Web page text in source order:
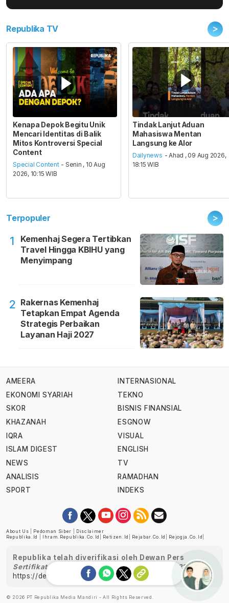
Republika TV >
Kenapa Depok Begitu Unik
Mencari Identitas di Balik
Mitos Kontroversi Special
Content
Special Content - Senin , 10 Aug
2026, 10:15 WIB
Tindak Lanjut Aduan
Mahasiswa Mentan
Langsung ke Alor
Dailynews - Ahad , 09 Aug 2026,
18:15 WIB
Terpopuler >
1
Kemenhaj Segera Tertibkan
Travel Hingga KBIHU yang
Menyimpang
2 Rakernas Kemenhaj
Tetapkan Empat Agenda
Strategis Perbaikan
Layanan Haji 2027
AMEERA
EKONOMI SYARIAH
SKOR
KHAZANAH
IQRA
ISLAM DIGEST
NEWS
ANALISIS
SPORT
INTERNASIONAL
TEKNO
BISNIS FINANSIAL
ESGNOW
VISUAL
ENGLISH
TV
RAMADHAN
INDEKS
About Us Pedoman Siber
Disclaimer
Republika.id
Ihram.republika.co.id Retizen.id Rejabar.co.id Rejogja.co.id
Republika telah diverifikasi oleh Dewan Pers
Sertifikat Nomor 1058/DP-Verifikasi/K/XII/2022
https://dewanpers.or.id/data/perusahaanpers
© 2026 PT Republika Media Mandiri - All Rights Reserved.